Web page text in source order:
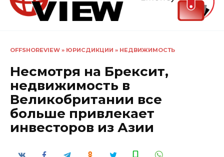
OFFSHOREVIEW » ЮРИСДИКЦИИ » НЕДВИЖИМОСТЬ
Несмотря на Брексит,
недвижимость в
Великобритании все
больше привлекает
инвесторов из Азии